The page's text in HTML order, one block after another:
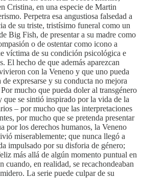
Cristina, en una especie de Martin
Perpetra esa angustiosa falsedad a
de su triste, tristísimo funeral como un
Big Fish, de presentar a su madre como
o de ostentar como icono a
víctima de su condición psicológica e
El hecho de que además aparezcan
con la Veneno y que uno pueda
expresarse y su conducta no mejora
mucho que pueda doler al transgénero
que se sintió inspirado por la vida de la
– por mucho que las interpretaciones
por mucho que se pretenda presentar
por los derechos humanos, la Veneno
miserablemente; que nunca llegó a
impulsado por su disforia de género;
más allá de algún momento puntual en
cuando, en realidad, se recachondeaban
La serie puede culpar de su